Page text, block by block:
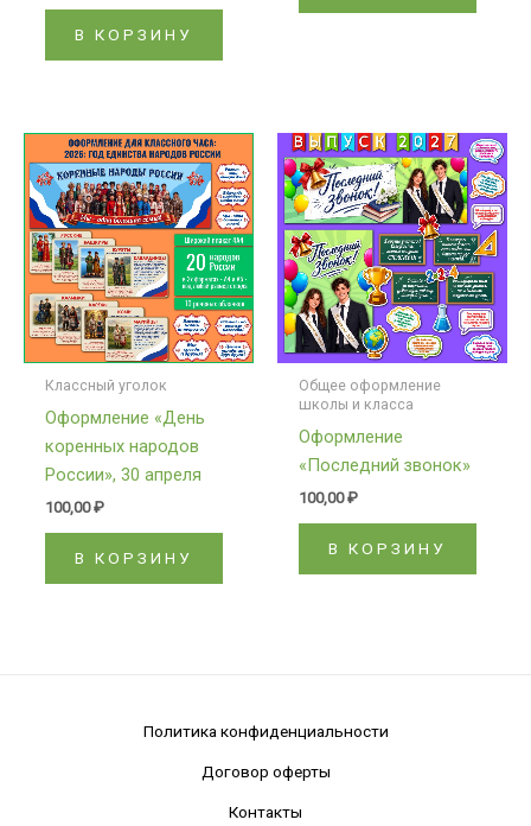
В КОРЗИНУ
Классный уголок
Оформление «День
коренных народов
России», 30 апреля
100,00₽
В КОРЗИНУ
Общее оформление
школы и класса
Оформление
«Последний звонок»
100,00₽
В КОРЗИНУ
Политика конфиденциальности
Договор оферты
Контакты